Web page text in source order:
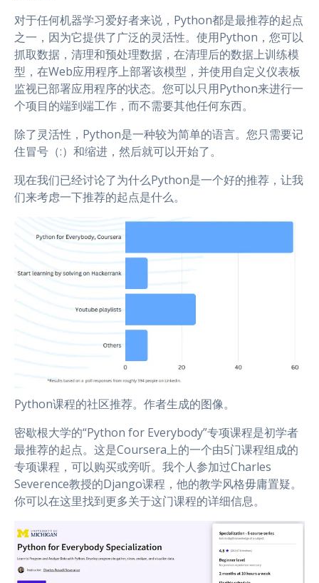
对于任何机器学习爱好者来说，Python都是最推荐的起点
之一，因为它提供了广泛的灵活性。使用Python，您可以
抓取数据，清理和预处理数据，在清理后的数据上训练模
型，在Web应用程序上部署该模型，并使用自定义仪表板
监视已部署应用程序的状态。您可以只用Python来进行一
个项目的端到端工作，而不需要其他任何东西。
除了灵活性，Python是一种较为简单的语言。您只需要记
住冒号（:）和缩进，然后就可以开始了。
现在我们已经讨论了为什么Python是一个好的推荐，让我
们来考虑一下推荐的起点是什么。
Python课程的社区推荐。作者生成的图像。
密歇根大学的“Python for Everybody”专项课程是初学者
最推荐的起点。这是Coursera上的一个由5门课程组成的
专项课程，可以购买或旁听。我个人参加过Charles
Severence教授的Django课程，他的教学风格毋庸置疑。
你可以在这里找到更多关于这门课程的详细信息。